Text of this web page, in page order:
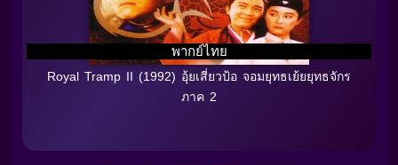
พากย์ไทย
Royal Tramp II (1992) อุ้ยเสี่ยวป้อ จอมยุทธเย้ยยุทธจักร
ภาค 2